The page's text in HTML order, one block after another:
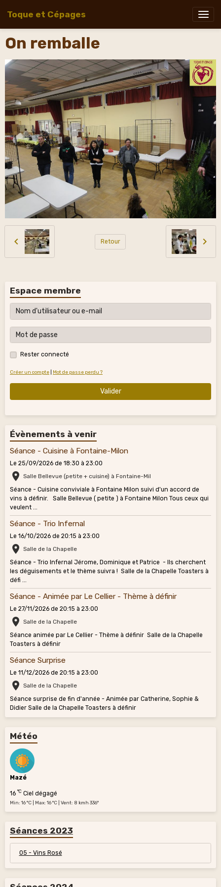
Toque et Cépages
On remballe
Retour
Espace membre
Rester connecté
Créer un compte Mot de passe perdu ?
Valider
Évènements à venir
Séance - Cuisine à Fontaine-Milon
Le 25/09/2026 de 18:30 à 23:00
Salle Bellevue (petite + cuisine) à Fontaine-Mil
Séance - Cuisine conviviale à Fontaine Milon suivi d'un accord de
vins à définir. Salle Bellevue ( petite ) à Fontaine Milon Tous ceux qui
veulent ...
Séance - Trio Infernal
Le 16/10/2026 de 20:15 à 23:00
Salle de la Chapelle
Séance - Trio Infernal Jérome, Dominique et Patrice - Ils cherchent
les déguisements et le thème suivra ! Salle de la Chapelle Toasters à
défi ...
Séance - Animée par Le Cellier - Thème à définir
Le 27/11/2026 de 20:15 à 23:00
Salle de la Chapelle
Séance animée par Le Cellier - Thème à définir Salle de la Chapelle
Toasters à définir
Séance Surprise
Le 11/12/2026 de 20:15 à 23:00
Salle de la Chapelle
Séance surprise de fin d'année - Animée par Catherine, Sophie &
Didier Salle de la Chapelle Toasters à définir
Météo
Mazé
16 °C Ciel dégagé
Min: 16 °C | Max: 16 °C | Vent: 8 kmh 336°
Séances 2023
05 - Vins Rosé